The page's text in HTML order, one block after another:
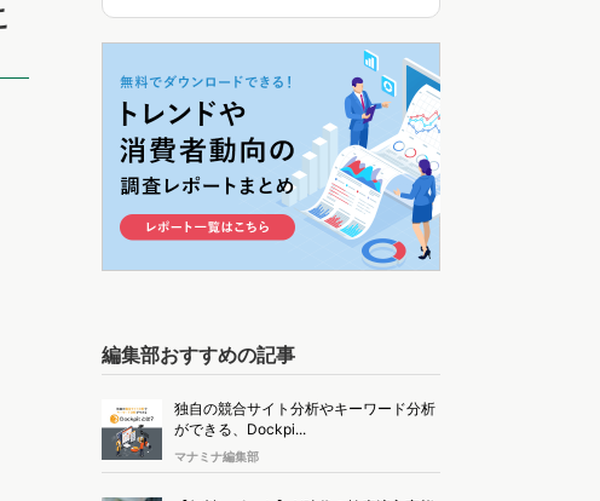
編集部おすすめの記事
独自の競合サイト分析やキーワード分析
ができる、Dockpi...
マナミナ編集部